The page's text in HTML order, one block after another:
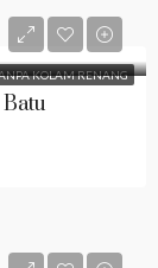
KOLAM RENANG